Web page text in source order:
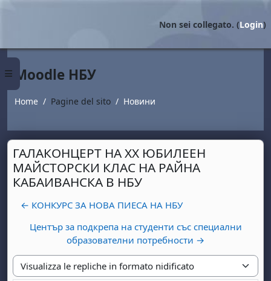
Pannello laterale
Non sei collegato. (Login)
Moodle НБУ
Home Pagine del sito Новини
ГАЛАКОНЦЕРТ НА ХХ ЮБИЛЕЕН
МАЙСТОРСКИ КЛАС НА РАЙНА
КАБАИВАНСКА В НБУ
← КОНКУРС ЗА НОВА ПИЕСА НА НБУ
Център за подкрепа на студенти със специални
образователни потребности →
Modalità visualizzazione